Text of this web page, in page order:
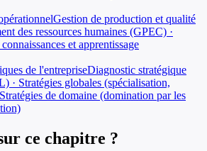
Gestion de production et qualité
des ressources humaines (GPEC) ·
et apprentissage
de l'entrepriseDiagnostic stratégique
· Stratégies globales (spécialisation,
de domaine (domination par les
ce chapitre ?